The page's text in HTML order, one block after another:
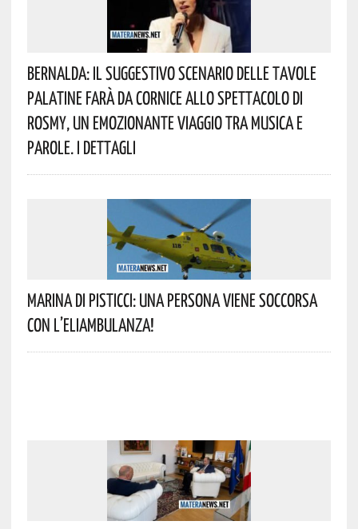
Bernalda: Il Suggestivo Scenario Delle Tavole
Palatine Farà Da Cornice Allo Spettacolo Di
Rosmy, Un Emozionante Viaggio Tra Musica E
Parole. I Dettagli
Marina Di Pisticci: Una Persona Viene Soccorsa
Con L’eliambulanza!